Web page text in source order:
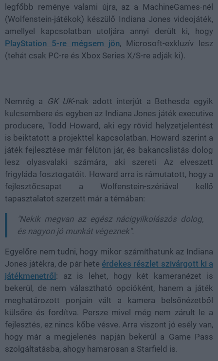
legfőbb reménye valami újra, az a MachineGames-nél
(Wolfenstein-játékok) készülő Indiana Jones videojáték,
amellyel kapcsolatban utoljára annyi derült ki, hogy
PlayStation 5-re mégsem jön, Microsoft-exkluzív lesz
(tehát csak PC-re és Xbox Series X/S-re adják ki).
Nemrég a GK UK-nak adott interjút a Bethesda egyik
kulcsembere és egyben az Indiana Jones játék executive
producere, Todd Howard, aki egy rövid helyzetjelentést
is beiktatott a projekttel kapcsolatban. Howard szerint a
játék fejlesztése már félúton jár, és bakancslistás dolog
lesz olyasvalaki számára, aki szereti Az elveszett
frigyláda fosztogatóit. Howard arra is rámutatott, hogy a
fejlesztőcsapat a Wolfenstein-szériával kellő
tapasztalatot szerzett már a témában:
"Nekik megvan az egész nácigyilkolászós dolog,
és nagyon jó munkát végeznek".
Egyelőre nem tudni, hogy mikor számíthatunk az Indiana
Jones játékra, de pár hete érdekes részlet szivárgott ki a
játékmenetről: az is lehet, hogy két kameranézet is
bekerül, de nem választható opcióként, hanem a játék
meghatározott ponjain vált a kamera belsőnézetből
külsőre és fordítva. Persze mivel még nem zárult le a
fejlesztés, ez nincs kőbe vésve. Arra viszont jó esély van,
hogy már a megjelenés napján bekerül a Game Pass
szolgáltatásba, ahogy hamarosan a Starfield is.